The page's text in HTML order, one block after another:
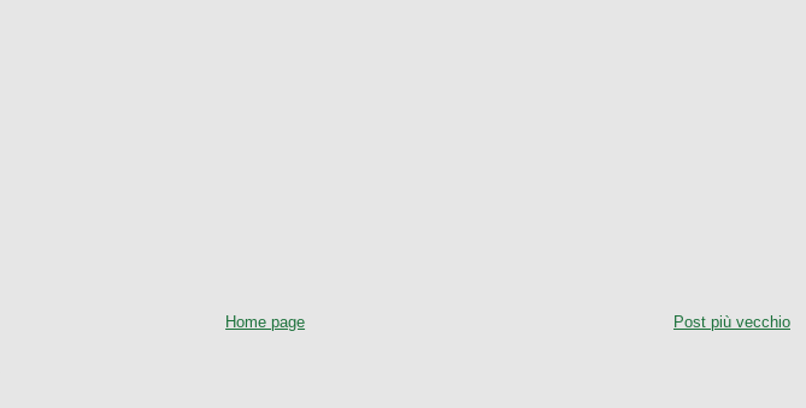
Post più vecchio
Home page